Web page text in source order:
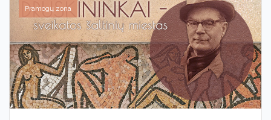
Pramogų zona